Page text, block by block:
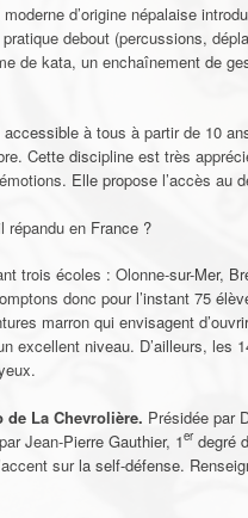
moderne d’origine népalaise
debout (percussions,
de kata, un enchaînement de
à tous à partir de 10
Cette discipline est très
Elle propose l’accès au
répandu en France ?
trois écoles : Olonne-sur-Mer,
donc pour l’instant 75
marron qui envisagent
excellent niveau. D’ailleurs,
La Chevrolière. Présidée par
Jean-Pierre Gauthier, 1er degré
sur la self-défense.